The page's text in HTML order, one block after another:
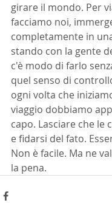
girare il mondo. Per
facciamo noi,
completamente in
stando con la gente
c'è modo di farlo
quel senso di
ogni volta che
viaggio dobbiamo
capo. Lasciare che le
e fidarsi del fato.
Non è facile. Ma ne
la pena.